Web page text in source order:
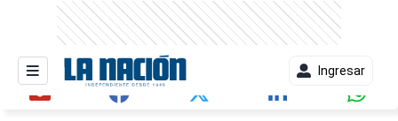
Ingresar